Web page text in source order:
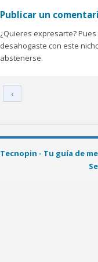
Publicar un
¿Quieres expresarte?
desahogaste con este
abstenerse.
‹
Tecnopin - Tu guía de